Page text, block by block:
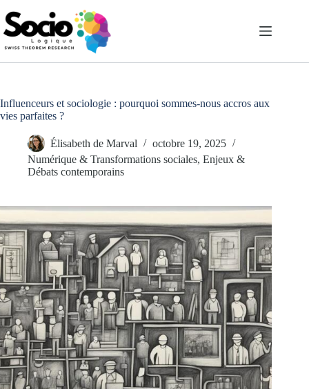
au
contenu
Influenceurs et sociologie : pourquoi sommes-nous accros aux
vies parfaites ?
Élisabeth de Marval
octobre 19, 2025
Numérique & Transformations sociales, Enjeux &
Débats contemporains